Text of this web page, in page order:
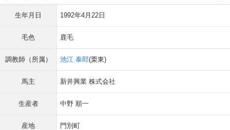
生年月日 1992年4月22日
毛色 鹿毛
調教師（所属） 池江 泰郎(栗東)
馬主 新井興業 株式会社
生産者 中野 順一
産地 門別町